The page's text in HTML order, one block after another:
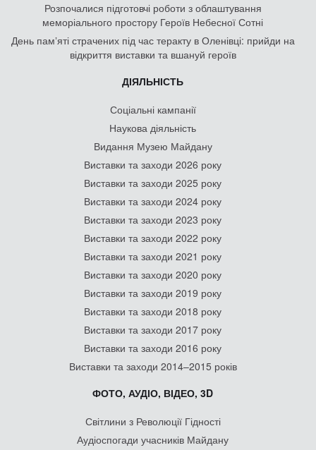
Розпочалися підготовчі роботи з облаштування
меморіального простору Героїв Небесної Сотні
День памʼяті страчених під час теракту в Оленівці: прийди на
відкриття виставки та вшануй героїв
ДІЯЛЬНІСТЬ
Соціальні кампанії
Наукова діяльність
Видання Музею Майдану
Виставки та заходи 2026 року
Виставки та заходи 2025 року
Виставки та заходи 2024 року
Виставки та заходи 2023 року
Виставки та заходи 2022 року
Виставки та заходи 2021 року
Виставки та заходи 2020 року
Виставки та заходи 2019 року
Виставки та заходи 2018 року
Виставки та заходи 2017 року
Виставки та заходи 2016 року
Виставки та заходи 2014–2015 років
ФОТО, АУДІО, ВІДЕО, 3D
Світлини з Революції Гідності
Аудіоспогади учасників Майдану